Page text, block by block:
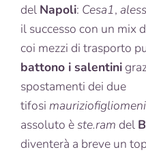
del Napoli: Cesa1,
il successo con un mix
coi mezzi di trasporto
battono i salentini
spostamenti dei due
tifosi mauriziofigliomeni
assoluto è ste.ram del
diventerà a breve un